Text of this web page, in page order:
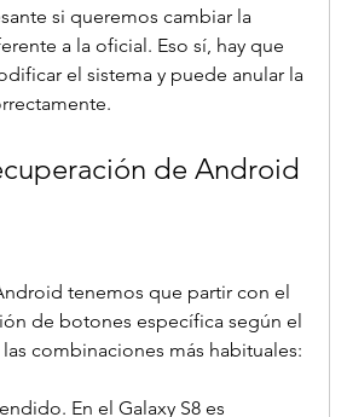
si queremos cambiar la
a la oficial. Eso sí, hay que
el sistema y puede anular la
de Android
tenemos que partir con el
de botones específica según el
combinaciones más habituales:
En el Galaxy S8 es